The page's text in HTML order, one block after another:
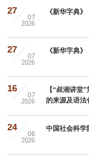
27
07
2026
《新华字典
27
07
2026
《新华字典
16
07
2026
【“叔湘讲堂
的来源及语法
2026年7月6日
24
06
2026
中国社会科学